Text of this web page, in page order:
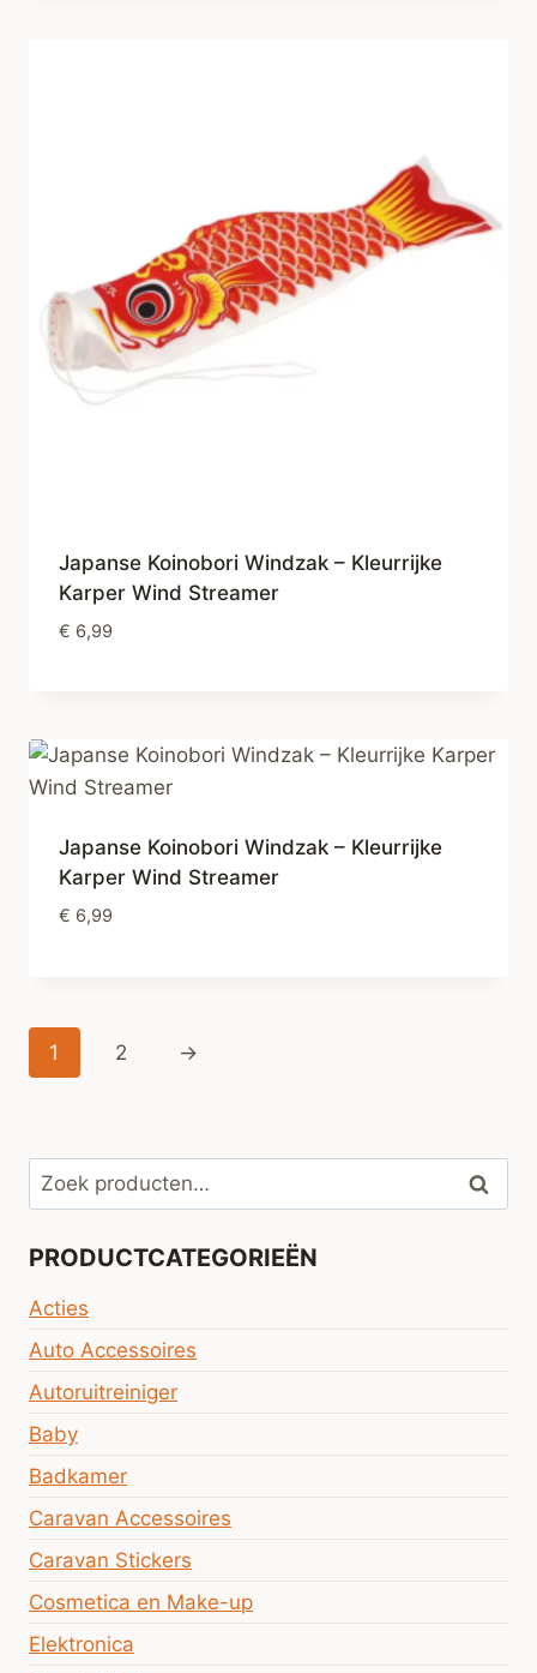
Japanse Koinobori Windzak – Kleurrijke
Karper Wind Streamer
€ 6,99
Japanse Koinobori Windzak – Kleurrijke
Karper Wind Streamer
€ 6,99
1 2 →
Zoeken
naar:
Zoeken
PRODUCTCATEGORIEËN
Acties
Auto Accessoires
Autoruitreiniger
Baby
Badkamer
Caravan Accessoires
Caravan Stickers
Cosmetica en Make-up
Elektronica